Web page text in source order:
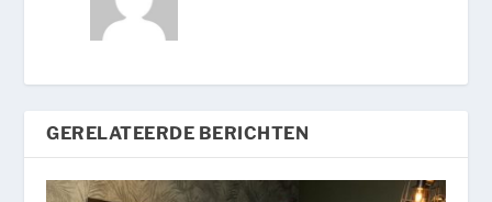
GERELATEERDE BERICHTEN